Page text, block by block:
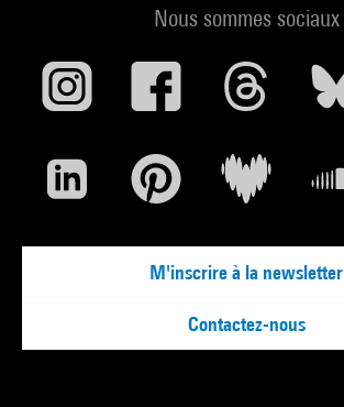
Nous sommes sociaux
M'inscrire à la newsletter
Contactez-nous